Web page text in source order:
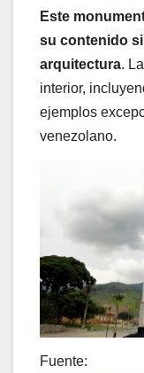
Este
su contenido
arquitectura.
interior,
ejemplos
venezolano.
Fuente: